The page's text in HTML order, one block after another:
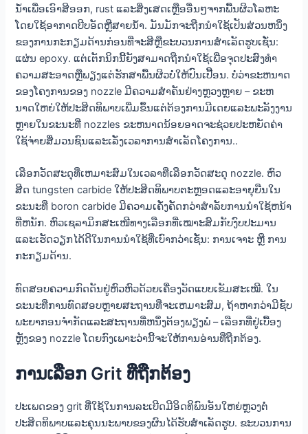
ນ້ໍາເພື່ອເອົາສີອອກ, rust ແລະສິ່ງເສດເຫຼືອອື່ນໆຈາກພື້ນຜິວໂລຫະ
ໂດຍໃຊ້ອາກາດບີບອັດຫຼືສາຍນ້ໍາ. ມັນມັກຈະຖືກນໍາໃຊ້ເປັນສ່ວນຫນຶ່ງ
ຂອງການກະກຽມດ້ານກ່ອນທີ່ຈະສີຫຼືຂະບວນການສໍາເລັດຮູບເຊັ່ນ:
ແຜ່ນ epoxy. ແຕ່ເຕັກນິກນີ້ຍັງສາມາດຖືກນໍາໃຊ້ເພື່ອຈຸດປະສົງທໍາ
ຄວາມສະອາດຫຼືພຽງແຕ່ຮັກສາພື້ນຜິວບໍ່ໃຫ້ປົນເປື້ອນ. ບໍ່ວ່າຂະຫນາດ
ຂອງໂຄງການຂອງ nozzle ມີຄວາມສໍາຄັນຢ່າງຫຼວງຫຼາຍ – ຂະຫ
ນາດໃຫຍ່ໃຫ້ປະສິດທິພາບເພີ່ມຂຶ້ນແຕ່ຕ້ອງການມີເດຍແລະພະລັງງານ
ຫຼາຍໃນຂະນະທີ່ nozzles ຂະຫນາດນ້ອຍອາດຈະຊ່ວຍປະຫຍັດຄ່າ
ໃຊ້ຈ່າຍສື່ມວນຊົນແລະເລັ່ງເວລາການສໍາເລັດໂຄງການ..
ເລືອກວັດສະດຸທີ່ເຫມາະສົມໃນເວລາທີ່ເລືອກວັດສະດຸ nozzle. ຫົວ
ສີດ tungsten carbide ໃຫ້ປະສິດທິພາບຕະຫຼອດແລະອາຍຸຍືນໃນ
ຂະນະທີ່ boron carbide ມີຄວາມເຄັ່ງຄັດກວ່າສໍາລັບການນໍາໃຊ້ຫນ້າ
ທີ່ຫນັກ. ຫົວເຊລາມິກສະເໜີທາງເລືອກທີ່ເໝາະສົມກັບງົບປະມານ
ແລະເຮັດວຽກໄດ້ດີໃນການນຳໃຊ້ທີ່ເບົາກວ່າເຊັ່ນ: ການເຈາະ ຫຼື ການ
ກະກຽມດ້ານ.
ທົດສອບຄວາມກົດດັນຢູ່ຫົວຫົວດ້ວຍເຄື່ອງວັດແບບເຂັມສະເໝີ. ໃນ
ຂະນະທີ່ການທົດສອບຫຼາຍສະຖານທີ່ຈະເຫມາະສົມ, ຖ້າ​ຫາກ​ວ່າ​ມີ​ຊັບ​
ພະ​ຍາ​ກອນ​ຈໍາ​ກັດ​ແລະ​ສະ​ຖານ​ທີ່​ຫນຶ່ງ​ຕ້ອງ​ພຽງ​ພໍ​ – ເລືອກ​ທີ່​ຢູ່​ເບື້ອງ​
ຫຼັງ​ຂອງ nozzle ໂດຍ​ກົງ​ເພາະ​ວ່າ​ນີ້​ຈະ​ໃຫ້​ການ​ອ່ານ​ທີ່​ຖືກ​ຕ້ອງ​.
ການເລືອກ Grit ທີ່ຖືກຕ້ອງ
ປະເພດຂອງ grit ທີ່ໃຊ້ໃນການລະເບີດມີອິດທິພົນອັນໃຫຍ່ຫຼວງຕໍ່
ປະສິດທິພາບແລະຄຸນນະພາບຂອງຜົນໄດ້ຮັບສໍາເລັດຮູບ. ຂະບວນການ